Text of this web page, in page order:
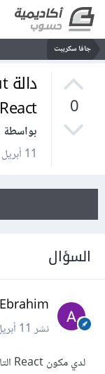
جافا سكريبت
0
React؟
بواسطة Adam Ebrahim
11 أبريل 2021
السؤال
نشر11 أبريل 2021
لدي مكون React التالي: